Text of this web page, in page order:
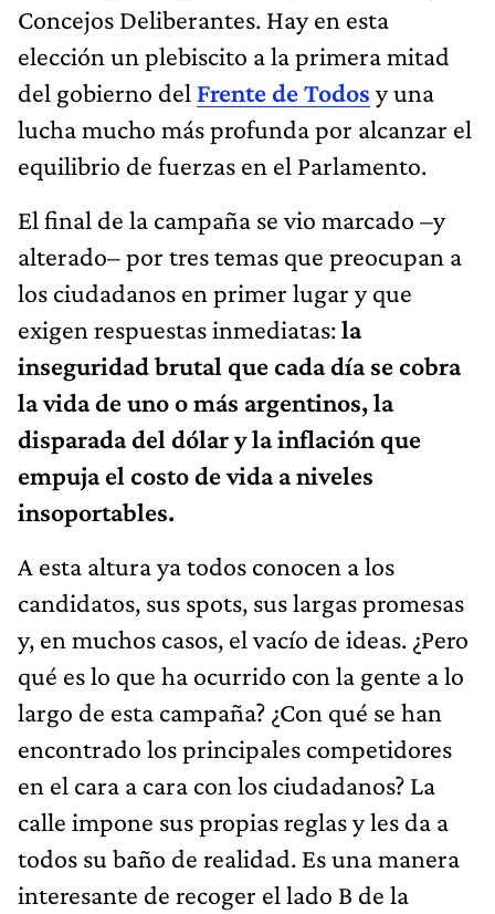
Concejos Deliberantes. Hay en esta
elección un plebiscito a la primera mitad
del gobierno del Frente de Todos y una
lucha mucho más profunda por alcanzar el
equilibrio de fuerzas en el Parlamento.
El final de la campaña se vio marcado –y
alterado– por tres temas que preocupan a
los ciudadanos en primer lugar y que
exigen respuestas inmediatas:la
inseguridad brutal que cada día se cobra
la vida de uno o más argentinos, la
disparada del dólar y la inflación que
empuja el costo de vida a niveles
insoportables.
A esta altura ya todos conocen a los
candidatos, sus spots, sus largas promesas
y, en muchos casos, el vacío de ideas. ¿Pero
qué es lo que ha ocurrido con la gente a lo
largo de esta campaña? ¿Con qué se han
encontrado los principales competidores
en el cara a cara con los ciudadanos? La
calle impone sus propias reglas y les da a
todos su baño de realidad. Es una manera
interesante de recoger el lado B de la